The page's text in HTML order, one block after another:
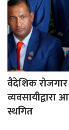
वैदेशिक रोजगार
व्यवसायीद्वारा
स्थगित